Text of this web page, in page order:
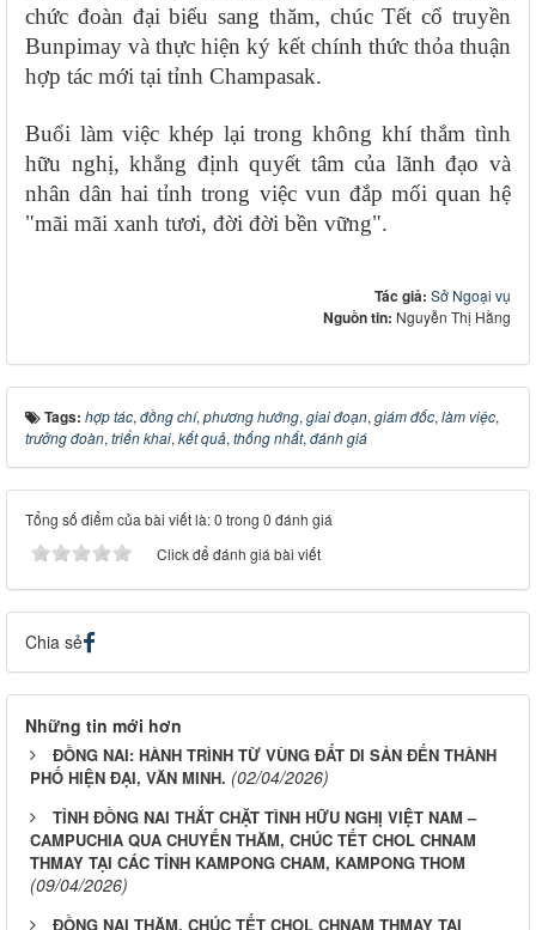
chức đoàn đại biểu sang thăm, chúc Tết cổ truyền
Bunpimay và thực hiện ký kết chính thức thỏa thuận
hợp tác mới tại tỉnh Champasak.
Buổi làm việc khép lại trong không khí thắm tình
hữu nghị, khẳng định quyết tâm của lãnh đạo và
nhân dân hai tỉnh trong việc vun đắp mối quan hệ
"mãi mãi xanh tươi, đời đời bền vững".
Tác giả: Sở Ngoại vụ
Nguồn tin: Nguyễn Thị Hằng
Tags: hợp tác, đồng chí, phương hướng, giai đoạn, giám đốc, làm việc,
trưởng đoàn, triển khai, kết quả, thống nhất, đánh giá
Tổng số điểm của bài viết là: 0 trong 0 đánh giá
Click để đánh giá bài viết
Chia sẻ
Những tin mới hơn
ĐỒNG NAI: HÀNH TRÌNH TỪ VÙNG ĐẤT DI SẢN ĐẾN THÀNH
PHỐ HIỆN ĐẠI, VĂN MINH. (02/04/2026)
TỈNH ĐỒNG NAI THẮT CHẶT TÌNH HỮU NGHỊ VIỆT NAM –
CAMPUCHIA QUA CHUYẾN THĂM, CHÚC TẾT CHOL CHNAM
THMAY TẠI CÁC TỈNH KAMPONG CHAM, KAMPONG THOM
(09/04/2026)
ĐỒNG NAI THĂM, CHÚC TẾT CHOL CHNAM THMAY TẠI